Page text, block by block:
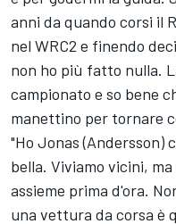
anni da quando corsi il
nel WRC2 e finendo
non ho più fatto nulla.
campionato e so bene
manettino per tornare
"Ho Jonas (Andersson)
bella. Viviamo vicini,
assieme prima d'ora.
una vettura da corsa è